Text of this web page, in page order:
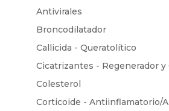
Antivirales
Broncodilatador
Callicida - Queratolítico
Cicatrizantes - Regenerador y
Colesterol
Corticoide - Antiinflamatorio/